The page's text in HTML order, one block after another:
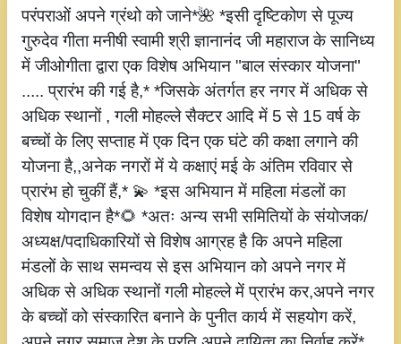
परंपराओं अपने ग्रंथो को जाने*🌺 *इसी दृष्टिकोण से पूज्य
गुरुदेव गीता मनीषी स्वामी श्री ज्ञानानंद जी महाराज के सानिध्य
में जीओगीता द्वारा एक विशेष अभियान "बाल संस्कार योजना"
..... प्रारंभ की गई है,* *जिसके अंतर्गत हर नगर में अधिक से
अधिक स्थानों , गली मोहल्ले सैक्टर आदि में 5 से 15 वर्ष के
बच्चों के लिए सप्ताह में एक दिन एक घंटे की कक्षा लगाने की
योजना है,,अनेक नगरों में ये कक्षाएं मई के अंतिम रविवार से
प्रारंभ हो चुकीं हैं,* 💫 *इस अभियान में महिला मंडलों का
विशेष योगदान है*🌻 *अतः अन्य सभी समितियों के संयोजक/
अध्यक्ष/पदाधिकारियों से विशेष आग्रह है कि अपने महिला
मंडलों के साथ समन्वय से इस अभियान को अपने नगर में
अधिक से अधिक स्थानों गली मोहल्ले में प्रारंभ कर,अपने नगर
के बच्चों को संस्कारित बनाने के पुनीत कार्य में सहयोग करें,